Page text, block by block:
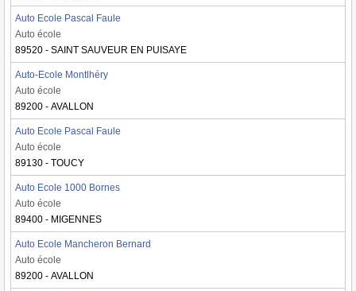
Auto Ecole Pascal Faule
Auto école
89520 - SAINT SAUVEUR EN PUISAYE
Auto-Ecole Montlhéry
Auto école
89200 - AVALLON
Auto Ecole Pascal Faule
Auto école
89130 - TOUCY
Auto Ecole 1000 Bornes
Auto école
89400 - MIGENNES
Auto Ecole Mancheron Bernard
Auto école
89200 - AVALLON